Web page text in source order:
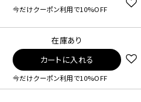
今だけクーポン利用で10%OFF
在庫あり
カートに入れる
今だけクーポン利用で10%OFF